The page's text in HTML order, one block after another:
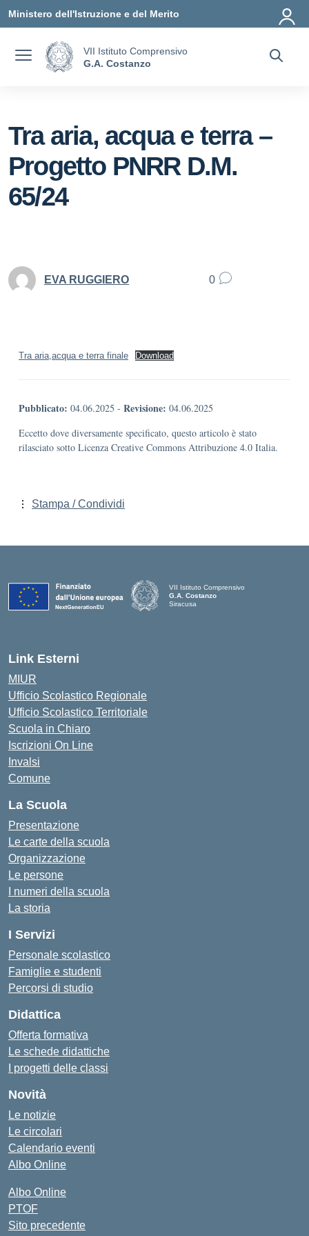
Ministero dell'Istruzione e del Merito
VII Istituto Comprensivo
G.A. Costanzo
Tra aria, acqua e terra –
Progetto PNRR D.M.
65/24
EVA RUGGIERO 0
Tra aria,acqua e terra finale Download
Pubblicato: 04.06.2025 - Revisione: 04.06.2025
Eccetto dove diversamente specificato, questo articolo è stato
rilasciato sotto Licenza Creative Commons Attribuzione 4.0 Italia.
Stampa / Condividi
VII Istituto Comprensivo
G.A. Costanzo
Siracusa
Link Esterni
MIUR
Ufficio Scolastico Regionale
Ufficio Scolastico Territoriale
Scuola in Chiaro
Iscrizioni On Line
Invalsi
Comune
La Scuola
Presentazione
Le carte della scuola
Organizzazione
Le persone
I numeri della scuola
La storia
I Servizi
Personale scolastico
Famiglie e studenti
Percorsi di studio
Didattica
Offerta formativa
Le schede didattiche
I progetti delle classi
Novità
Le notizie
Le circolari
Calendario eventi
Albo Online
Albo Online
PTOF
Sito precedente